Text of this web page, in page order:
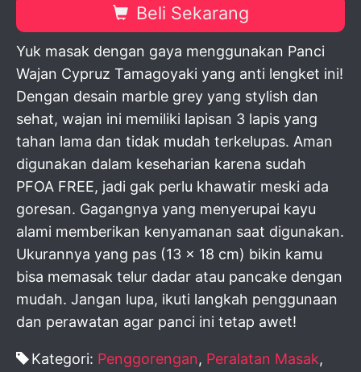
Beli Sekarang
Yuk masak dengan gaya menggunakan Panci
Wajan Cypruz Tamagoyaki yang anti lengket ini!
Dengan desain marble grey yang stylish dan
sehat, wajan ini memiliki lapisan 3 lapis yang
tahan lama dan tidak mudah terkelupas. Aman
digunakan dalam keseharian karena sudah
PFOA FREE, jadi gak perlu khawatir meski ada
goresan. Gagangnya yang menyerupai kayu
alami memberikan kenyamanan saat digunakan.
Ukurannya yang pas (13 x 18 cm) bikin kamu
bisa memasak telur dadar atau pancake dengan
mudah. Jangan lupa, ikuti langkah penggunaan
dan perawatan agar panci ini tetap awet!
Kategori: Penggorengan, Peralatan Masak,